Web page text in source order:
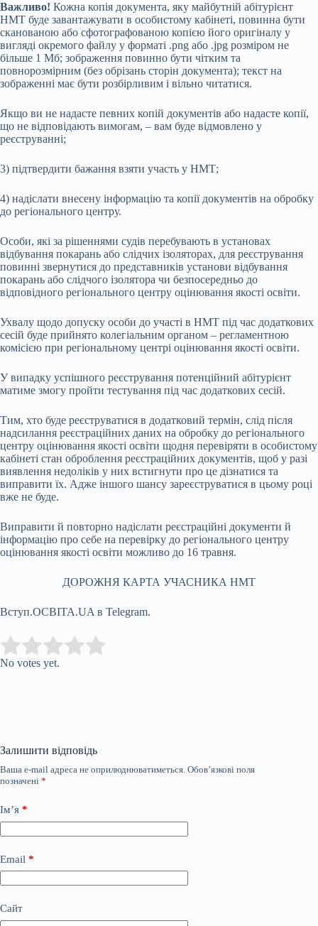
Важливо! Кожна копія документа, яку майбутній абітурієнт
НМТ буде завантажувати в особистому кабінеті, повинна бути
сканованою або сфотографованою копією його оригіналу у
вигляді окремого файлу у форматі .png або .jpg розміром не
більше 1 Мб; зображення повинно бути чітким та
повнорозмірним (без обрізань сторін документа); текст на
зображенні має бути розбірливим і вільно читатися.
Якщо ви не надасте певних копій документів або надасте копії,
що не відповідають вимогам, – вам буде відмовлено у
реєструванні;
3) підтвердити бажання взяти участь у НМТ;
4) надіслати внесену інформацію та копії документів на обробку
до регіонального центру.
Особи, які за рішеннями судів перебувають в установах
відбування покарань або слідчих ізоляторах, для реєстрування
повинні звернутися до представників установи відбування
покарань або слідчого ізолятора чи безпосередньо до
відповідного регіонального центру оцінювання якості освіти.
Ухвалу щодо допуску особи до участі в НМТ під час додаткових
сесій буде прийнято колегіальним органом – регламентною
комісією при регіональному центрі оцінювання якості освіти.
У випадку успішного реєстрування потенційний абітурієнт
матиме змогу пройти тестування під час додаткових сесій.
Тим, хто буде реєструватися в додатковий термін, слід після
надсилання реєстраційних даних на обробку до регіонального
центру оцінювання якості освіти щодня перевіряти в особистому
кабінеті стан оброблення реєстраційних документів, щоб у разі
виявлення недоліків у них встигнути про це дізнатися та
виправити їх. Адже іншого шансу зареєструватися в цьому році
вже не буде.
Виправити й повторно надіслати реєстраційні документи й
інформацію про себе на перевірку до регіонального центру
оцінювання якості освіти можливо до 16 травня.
ДОРОЖНЯ КАРТА УЧАСНИКА НМТ
Вступ.ОСВІТА.UA в Telegram.
Rate this item:
No votes yet.
Залишити відповідь
Ваша e-mail адреса не оприлюднюватиметься. Обов’язкові поля
позначені *
Ім’я *
Email *
Сайт